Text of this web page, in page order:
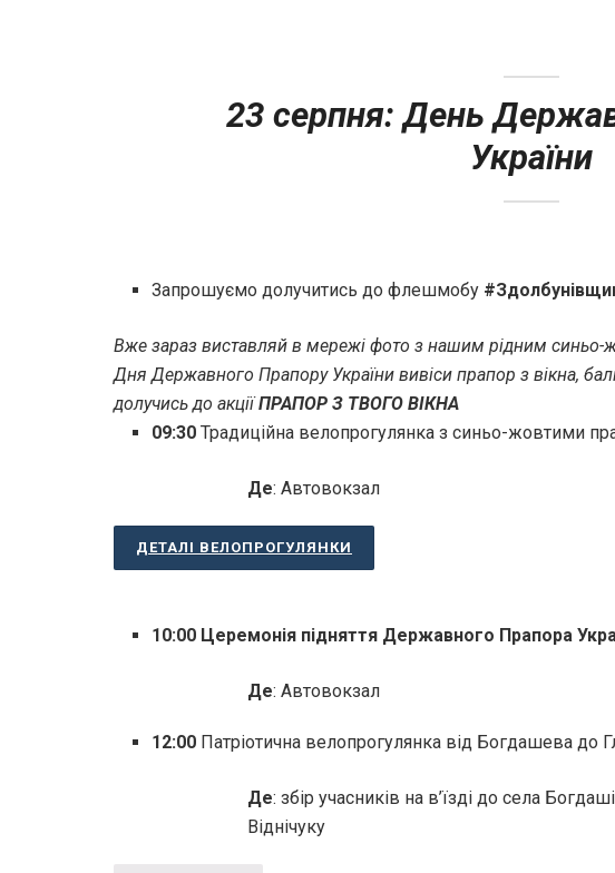
23 серпня: День
України
Запрошуємо долучитись до флешмобу
Вже зараз виставляй в мережі фото з нашим рідним
Дня Державного Прапору України вивіси прапор з вікна,
долучись до акціїПРАПОР З ТВОГО ВІКНА
09:30 Традиційна велопрогулянка з синьо-жовтими
Де: Автовокзал
ДЕТАЛІ ВЕЛОПРОГУЛЯНКИ
10:00 Церемонія підняття Державного Прапора
Де: Автовокзал
12:00 Патріотична велопрогулянка від Богдашева до
Де: збір учасників на в’їзді до села
Віднічуку